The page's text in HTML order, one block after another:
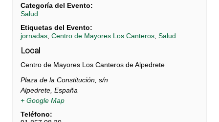
Categoría del Evento:
Salud
Etiquetas del Evento:
jornadas, Centro de Mayores Los Canteros, Salud
Local
Centro de Mayores Los Canteros de Alpedrete
Plaza de la Constitución, s/n
Alpedrete, España
+ Google Map
Teléfono: